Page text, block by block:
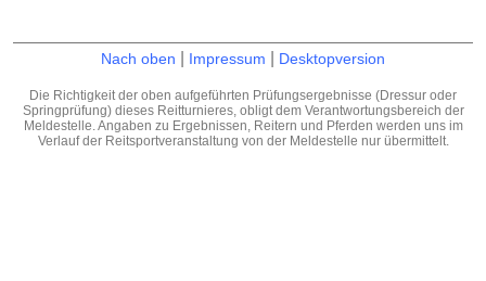
Nach oben Impressum Desktopversion
Die Richtigkeit der oben aufgeführten Prüfungsergebnisse (Dressur oder
Springprüfung) dieses Reitturnieres, obligt dem Verantwortungsbereich der
Meldestelle. Angaben zu Ergebnissen, Reitern und Pferden werden uns im
Verlauf der Reitsportveranstaltung von der Meldestelle nur übermittelt.